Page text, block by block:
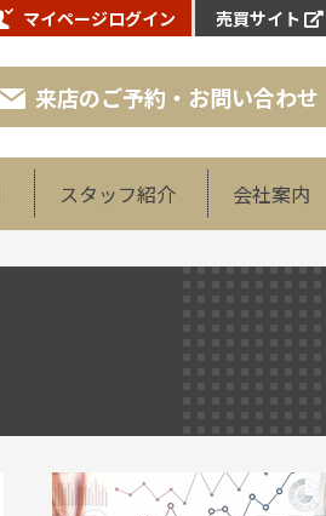
マイページログイン 売買サイト
来店のご予約・お問い合わせ
スタッフ紹介 会社案内